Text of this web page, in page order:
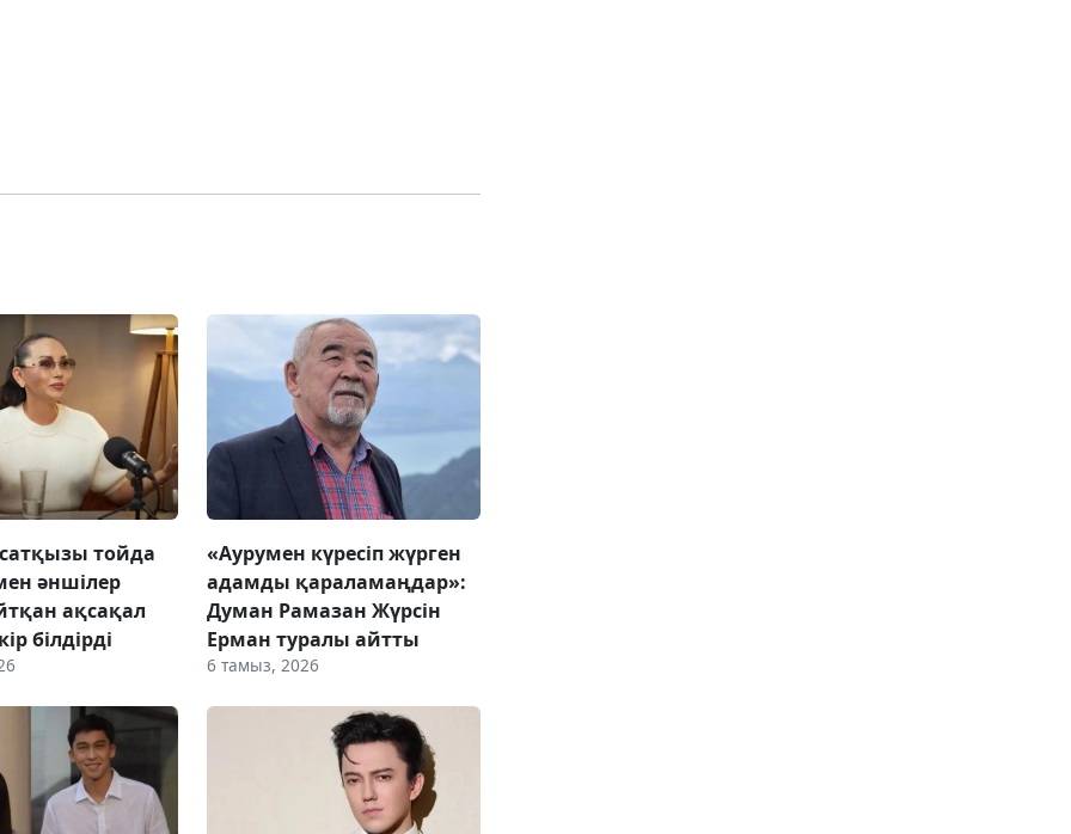
тойда
әншілер
ақсақал
білдірді
«Аурумен күресіп жүрген
адамды қараламаңдар»:
Думан Рамазан Жүрсін
Ерман туралы айтты
6 тамыз, 2026